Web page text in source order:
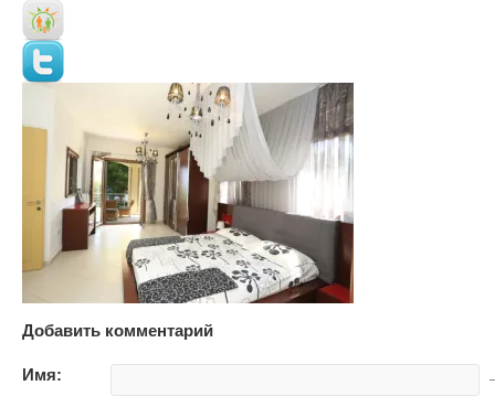
Добавить комментарий
Имя: